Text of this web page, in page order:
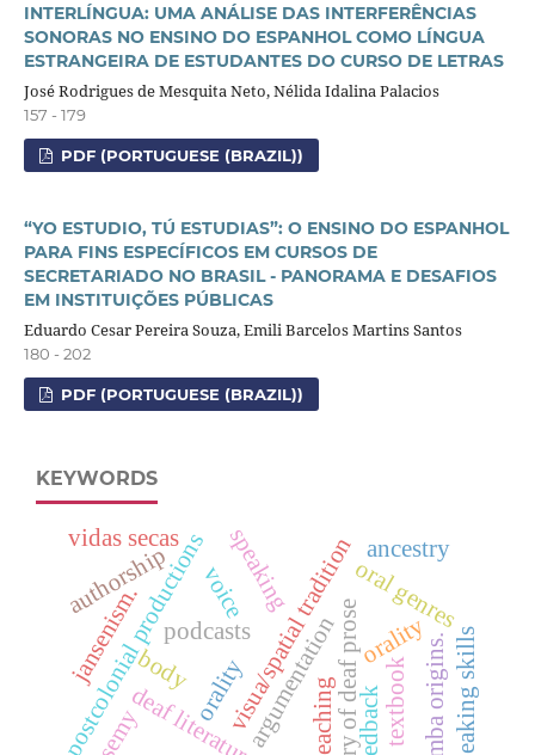
INTERLÍNGUA: UMA ANÁLISE DAS INTERFERÊNCIAS
SONORAS NO ENSINO DO ESPANHOL COMO LÍNGUA
ESTRANGEIRA DE ESTUDANTES DO CURSO DE LETRAS
José Rodrigues de Mesquita Neto, Nélida Idalina Palacios
157 - 179
PDF (PORTUGUESE (BRAZIL))
“YO ESTUDIO, TÚ ESTUDIAS”: O ENSINO DO ESPANHOL
PARA FINS ESPECÍFICOS EM CURSOS DE
SECRETARIADO NO BRASIL - PANORAMA E DESAFIOS
EM INSTITUIÇÕES PÚBLICAS
Eduardo Cesar Pereira Souza, Emili Barcelos Martins Santos
180 - 202
PDF (PORTUGUESE (BRAZIL))
KEYWORDS
visua/spatial tradition
deaf literature history of deaf prose
postcolonial productions orality
orality
authorship
podcasts
textbook
oral genres
argumentation
body
voicespeaking
teaching feedback
ancestry
samba origins.speaking skills
vidas secas
jansenism.